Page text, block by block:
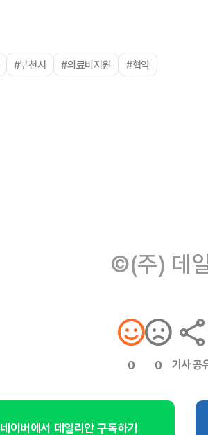
#부천시 #의료비지원 #협약
©(주) 데
0 0 기사 공
네이버에서 데일리안 구독하기